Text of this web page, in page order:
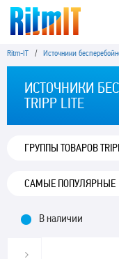
Ritm-IT / Источники
ИСТОЧНИКИ
TRIPP LITE
ГРУППЫ ТОВАРОВ
В наличии